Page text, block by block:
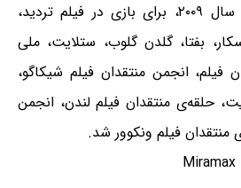
مریل استریپ در سال ۲۰۰۹، برای بازی در فیلم تردید،
بفتا، گلدن گلوب، ستلایت، ملی
فیلم، انجمن منتقدان فیلم شیکاگو،
حلقه‌ی منتقدان فیلم لندن، انجمن
منتقدان فیلم ونکوور شد.